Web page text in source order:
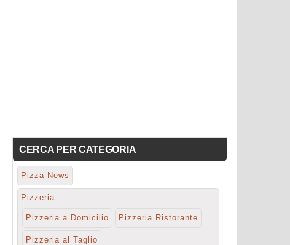
CERCA PER CATEGORIA
Pizza News
Pizzeria
Pizzeria a Domicilio Pizzeria Ristorante
Pizzeria al Taglio